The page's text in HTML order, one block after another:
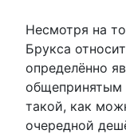
Несмотря на
Брукса
определённо
общепринятым
такой, как
очередной